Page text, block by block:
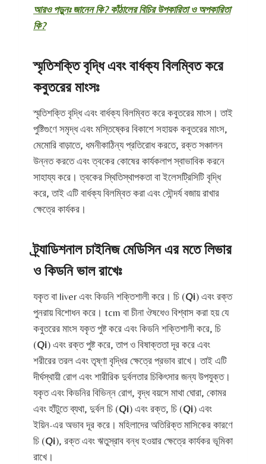
আরও পড়ুনঃ জানেন কি? কাঁঠালের বিচির উপকারিতা ও অপকারিতা
কি?
স্মৃতিশক্তি বৃদ্ধি এবং বার্ধক্য বিলম্বিত করে
কবুতরের মাংসঃ
স্মৃতিশক্তি বৃদ্ধি এবং বার্ধক্য বিলম্বিত করে কবুতরের মাংস। তাই
পুষ্টিগুণে সমৃদ্ধ এবং মস্তিষ্কের বিকাশে সহায়ক কবুতরের মাংস,
মেমোরি বাড়াতে, ধমনীকাঠিন্য প্রতিরোধ করতে, রক্ত ​​সঞ্চালন
উন্নত করতে এবং ত্বকের কোষের কার্যকলাপ স্বাভাবিক করনে
সাহায্য করে। ত্বকের স্থিতিস্থাপকতা বা ইলেসট্রিসিটি বৃদ্ধি
করে, তাই এটি বার্ধক্য বিলম্বিত করা এবং সৌন্দর্য বজায় রাখার
ক্ষেত্রে কার্যকর।
ট্র্যাডিশনাল চাইনিজ মেডিসিন এর মতে লিভার
ও কিডনি ভাল রাখেঃ
যকৃত বা liver এবং কিডনি শক্তিশালী করে। চি (Qi) এবং রক্ত
​​পুনরায় বিশোধন করে। tcm বা চীনা ঔষধেও বিশ্বাস করা হয় যে
কবুতরের মাংস যকৃত পুষ্ট করে এবং কিডনি শক্তিশালী করে, চি
(Qi) এবং রক্ত ​​পুষ্ট করে, তাপ ও বিষাক্ততা দূর করে এবং
শরীরের তরল এবং তৃষ্ণা বৃদ্ধির ক্ষেত্রে প্রভাব রাখে। তাই এটি
দীর্ঘস্থায়ী রোগ এবং শারীরিক দুর্বলতার চিকিৎসার জন্য উপযুক্ত।
যকৃত এবং কিডনির বিভিন্ন রোগ, বৃদ্ধ বয়সে মাথা ঘোরা, কোমর
এবং হাঁটুতে ব্যথা, দুর্বল চি (Qi) এবং রক্ত, চি (Qi) এবং
ইয়িন-এর অভাব দূর করে। মহিলাদের অতিরিক্ত মাসিকের কারণে
চি (Qi), রক্ত ​​এবং ঋতুস্রাব বন্ধ হওয়ার ক্ষেত্রে কার্যকর ভূমিকা
রাখে।